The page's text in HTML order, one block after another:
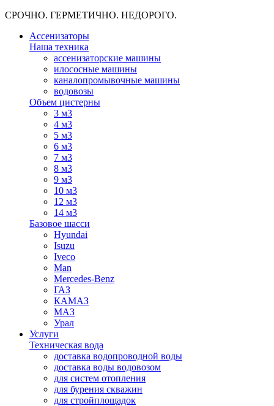
СРОЧНО. ГЕРМЕТИЧНО. НЕДОРОГО.
Ассенизаторы
Наша техника
ассенизаторские машины
илососные машины
каналопромывочные машины
водовозы
Объем цистерны
3 м3
4 м3
5 м3
6 м3
7 м3
8 м3
9 м3
10 м3
12 м3
14 м3
Базовое шасси
Hyundai
Isuzu
Iveco
Man
Mercedes-Benz
ГАЗ
КАМАЗ
МАЗ
Урал
Услуги
Техническая вода
доставка водопроводной воды
доставка воды водовозом
для систем отопления
для бурения скважин
для стройплощадок